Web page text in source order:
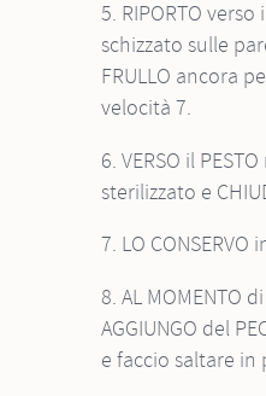
5. RIPORTO verso il fondo il pesto
schizzato sulle
FRULLO ancora
velocità 7.
6. VERSO il PESTO nel VASETTO
sterilizzato e
7. LO
8. AL MOMENTO di condire la pasta,
AGGIUNGO del
e faccio saltare in